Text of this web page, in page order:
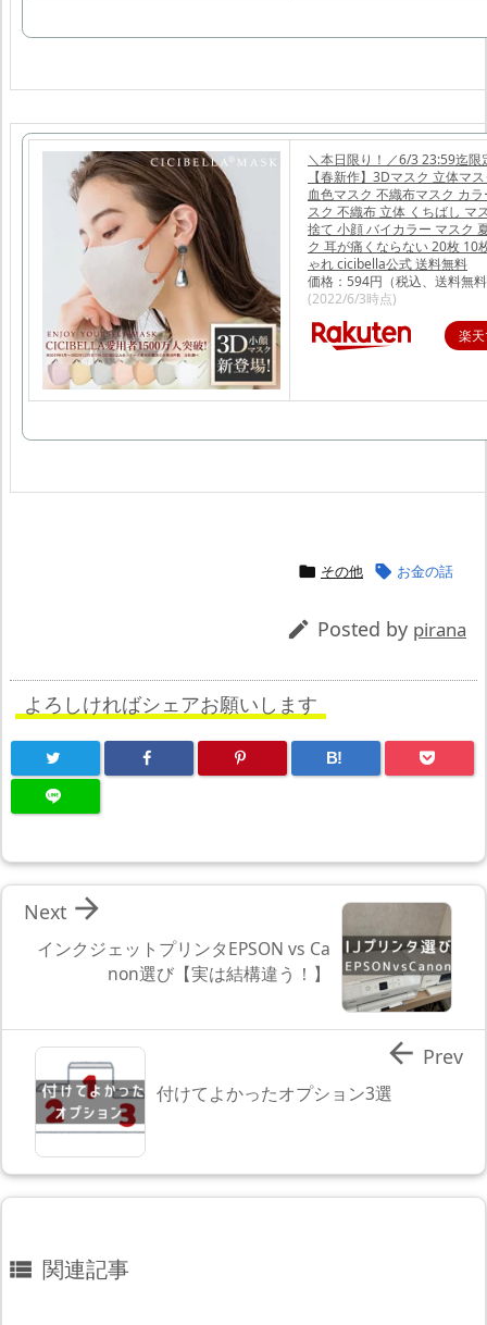
＼本日限り！／6/3 23:59迄
【春新作】3Dマスク 立体マ
血色マスク 不織布マスク カ
スク 不織布 立体 くちばし マ
捨て 小顔 バイカラー マスク
ク 耳が痛くならない 20枚 10
ゃれ cicibella公式 送料無料
価格：594円（税込、送料無
(2022/6/3時点)
楽
 その他  お金の話
 Posted by pirana
よろしければシェアお願いします
B!
インクジェットプリンタEPSON vs Ca
non選び【実は結構違う！】

Next
付けてよかったオプション3選
 Prev
 関連記事